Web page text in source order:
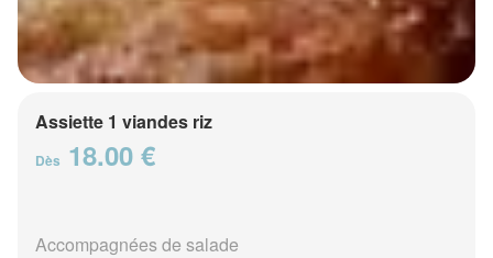
Assiette 1 viandes riz
Dès 18.00 €
Accompagnées de salade